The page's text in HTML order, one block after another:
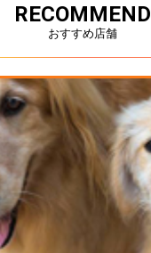
RECOMMEND
おすすめ店舗